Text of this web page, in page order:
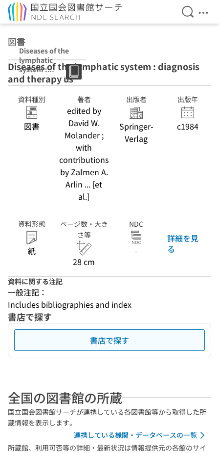
検索を
メ
図書
Diseases of the
lymphatic
system :
diagnosis and
therapy us wg
Diseases of the lymphatic system : diagnosis
and therapy us
資料種別
図書
著者
edited by
David W.
Molander ;
with
contributions
by Zalmen A.
Arlin ... [et
al.]
出版者
Springer-
Verlag
出版年
c1984
資料形態
紙
ページ数・大き
さ等
28 cm
NDC
-
詳細を見
る
資料に関する注記
一般注記：
Includes bibliographies and index
書店で探す
書店で探す
全国の図書館の所蔵
国立国会図書館サーチが連携している各図書館等から取得した所
蔵情報を表示します。
連携している機関・データベースの一覧
所蔵館、利用可否等の詳細・最新状況は情報提供元の各館のサイ